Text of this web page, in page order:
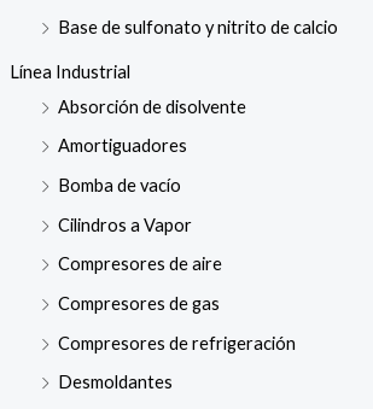
Base de sulfonato y nitrito de calcio
Línea Industrial
Absorción de disolvente
Amortiguadores
Bomba de vacío
Cilindros a Vapor
Compresores de aire
Compresores de gas
Compresores de refrigeración
Desmoldantes